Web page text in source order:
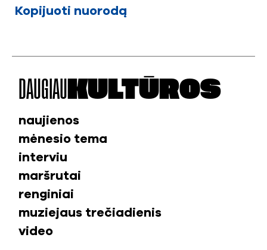
Kopijuoti nuorodą
DAUGIAU KULTŪROS
naujienos
mėnesio tema
interviu
maršrutai
renginiai
muziejaus trečiadienis
video